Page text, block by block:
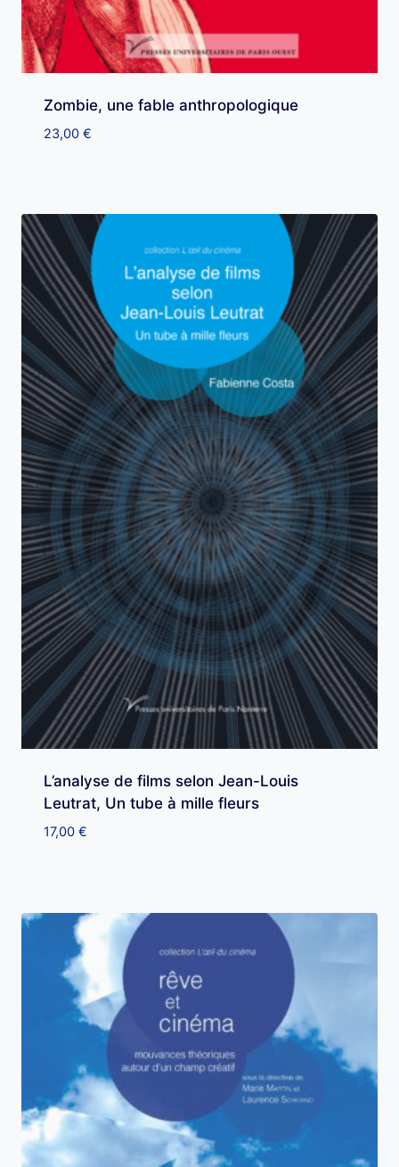
Zombie, une fable anthropologique
23,00 €
L’analyse de films selon Jean-Louis
Leutrat, Un tube à mille fleurs
17,00 €